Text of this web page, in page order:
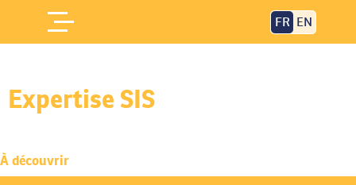
FR EN
Expertise SIS
À découvrir